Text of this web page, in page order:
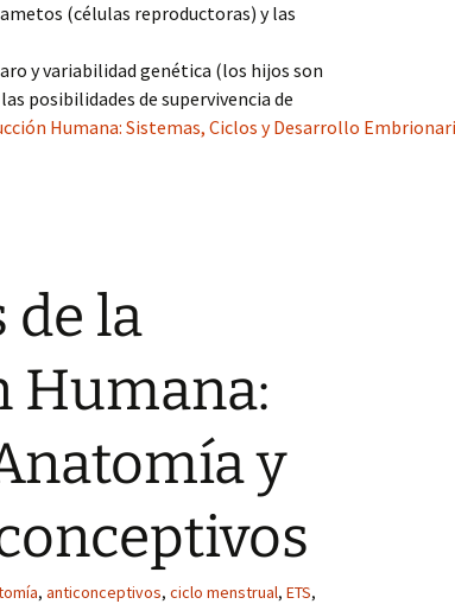
(células reproductoras) y las
y variabilidad genética (los hijos son
posibilidades de supervivencia de
Humana: Sistemas, Ciclos y Desarrollo
de la
Humana:
y
, anticonceptivos, ciclo menstrual, ETS,